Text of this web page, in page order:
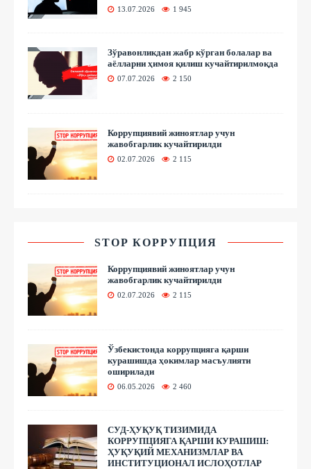
13.07.2026 1 945
Зўравонликдан жабр кўрган болалар ва
аёлларни ҳимоя қилиш кучайтирилмоқда
07.07.2026 2 150
Коррупциявий жиноятлар учун
жавобгарлик кучайтирилди
02.07.2026 2 115
STOP КОРРУПЦИЯ
Коррупциявий жиноятлар учун
жавобгарлик кучайтирилди
02.07.2026 2 115
Ўзбекистонда коррупцияга қарши
курашишда ҳокимлар масъулияти
оширилади
06.05.2026 2 460
СУД-ҲУҚУҚ ТИЗИМИДА
КОРРУПЦИЯГА ҚАРШИ КУРАШИШ:
ҲУҚУҚИЙ МЕХАНИЗМЛАР ВА
ИНСТИТУЦИОНАЛ ИСЛОҲОТЛАР